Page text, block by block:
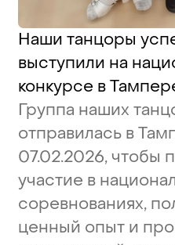
Наши танцоры
выступили на
конкурсе в
Группа наших
отправилась в
07.02.2026, чтобы
участие в
соревнованиях,
ценный опыт и